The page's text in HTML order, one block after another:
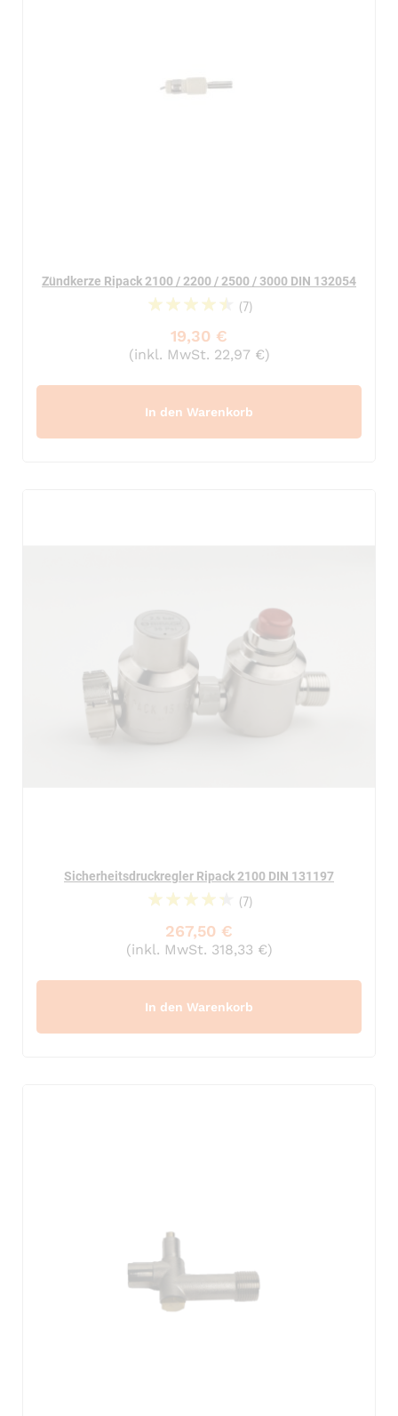
Zündkerze Ripack 2100 / 2200 / 2500 / 3000 DIN 132054
94%
(7)
19,30 €
(inkl. MwSt. 22,97 €)
In den Warenkorb
Sicherheitsdruckregler Ripack 2100 DIN 131197
91%
(7)
267,50 €
(inkl. MwSt. 318,33 €)
In den Warenkorb